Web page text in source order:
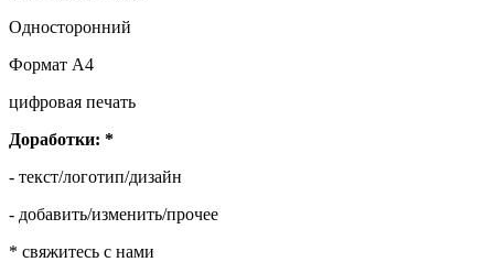
Односторонний
Формат А4
цифровая печать
Доработки: *
- текст/логотип/дизайн
- добавить/изменить/прочее
* свяжитесь с нами